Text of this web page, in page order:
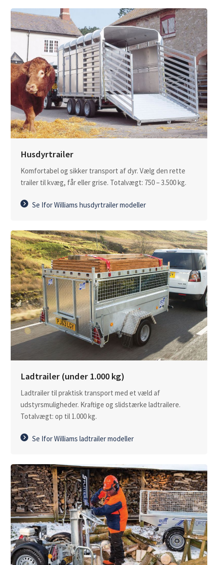
Husdyrtrailer
Komfortabel og sikker transport af dyr. Vælg den rette
trailer til kvæg, får eller grise. Totalvægt: 750 – 3.500 kg.
Se Ifor Williams husdyrtrailer modeller
Ladtrailer (under 1.000 kg)
Ladtrailer til praktisk transport med et væld af
udstyrsmuligheder. Kraftige og slidstærke ladtrailere.
Totalvægt: op til 1.000 kg.
Se Ifor Williams ladtrailer modeller